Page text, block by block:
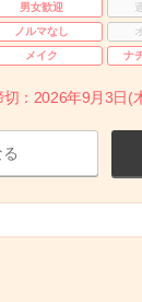
男女歓迎
ノルマなし
メイク ナ
切：2026年9月3日(